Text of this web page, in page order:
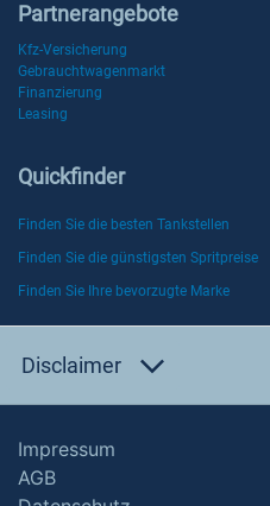
Partnerangebote
Kfz-Versicherung
Gebrauchtwagenmarkt
Finanzierung
Leasing
Quickfinder
Finden Sie die besten Tankstellen
Finden Sie die günstigsten Spritpreise
Finden Sie Ihre bevorzugte Marke
Disclaimer
Impressum
AGB